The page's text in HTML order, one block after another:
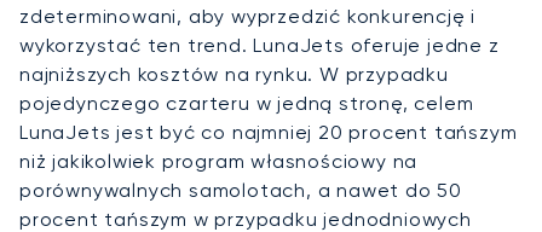
zdeterminowani, aby wyprzedzić konkurencję i
wykorzystać ten trend. LunaJets oferuje jedne z
najniższych kosztów na rynku. W przypadku
pojedynczego czarteru w jedną stronę, celem
LunaJets jest być co najmniej 20 procent tańszym
niż jakikolwiek program własnościowy na
porównywalnych samolotach, a nawet do 50
procent tańszym w przypadku jednodniowych